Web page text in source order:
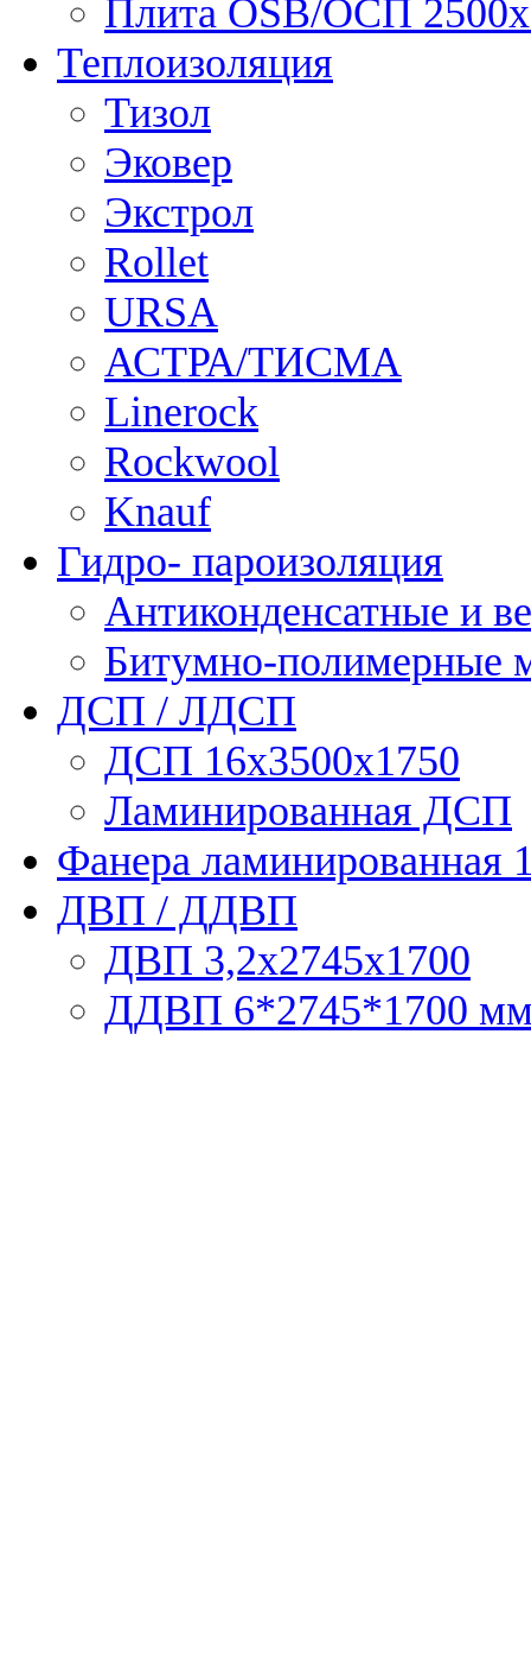
Плита OSB/ОСП
Теплоизоляция
Тизол
Эковер
Экстрол
Rollet
URSA
АСТРА/ТИСМА
Linerock
Rockwool
Knauf
Гидро- пароизоляция
Антиконденсатные и
Битумно-полимерные
ДСП / ЛДСП
ДСП 16х3500х1750
Ламинированная ДСП
Фанера ламинированная
ДВП / ДДВП
ДВП 3,2х2745х1700
ДДВП 6*2745*1700